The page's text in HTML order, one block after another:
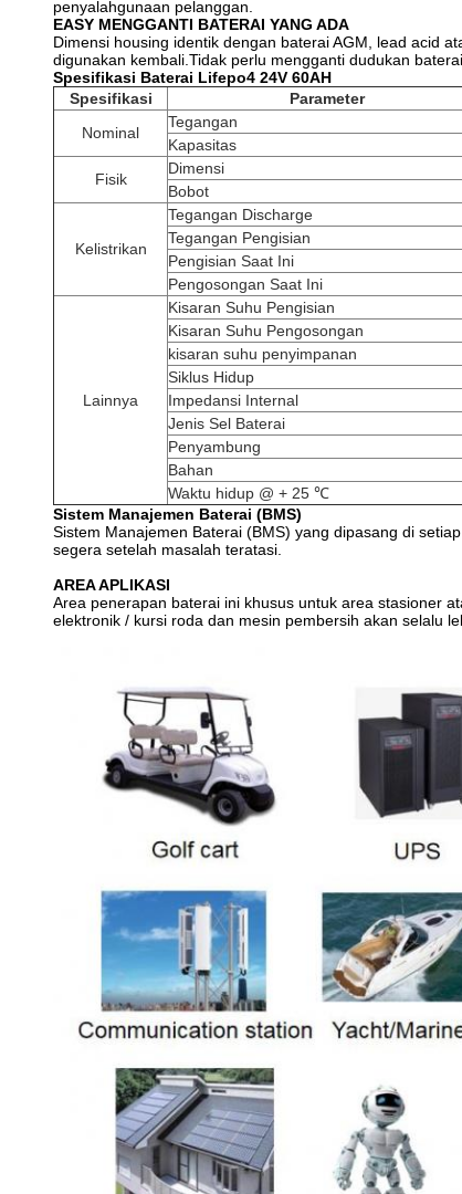
penyalahgunaan pelanggan.
EASY MENGGANTI BATERAI YANG ADA
Dimensi housing identik dengan baterai AGM, lead acid
digunakan kembali.Tidak perlu mengganti dudukan
Spesifikasi Baterai Lifepo4 24V 60AH
Spesifikasi
Parameter
Nominal
Tegangan
Kapasitas
Fisik
Dimensi
Bobot
Kelistrikan
Tegangan Discharge
Tegangan Pengisian
Pengisian Saat Ini
Pengosongan Saat Ini
Lainnya
Kisaran Suhu Pengisian
Kisaran Suhu Pengosongan
kisaran suhu penyimpanan
Siklus Hidup
Impedansi Internal
Jenis Sel Baterai
Penyambung
Bahan
Waktu hidup @ + 25 ℃
Sistem Manajemen Baterai (BMS)
Sistem Manajemen Baterai (BMS) yang dipasang di
segera setelah masalah teratasi.
AREA APLIKASI
Area penerapan baterai ini khusus untuk area stasioner
elektronik / kursi roda dan mesin pembersih akan selalu